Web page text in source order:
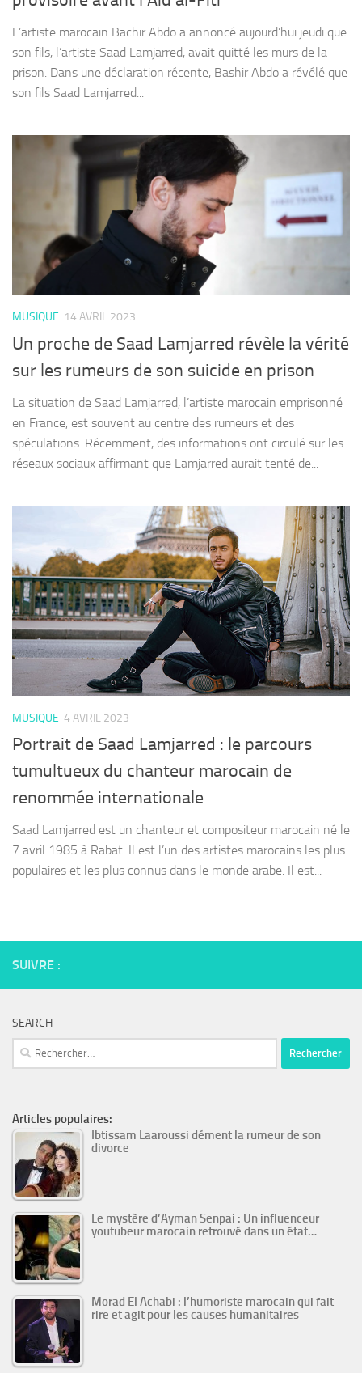
L’artiste marocain Bachir Abdo a annoncé aujourd’hui jeudi que
son fils, l’artiste Saad Lamjarred, avait quitté les murs de la
prison. Dans une déclaration récente, Bashir Abdo a révélé que
son fils Saad Lamjarred...
MUSIQUE 14 AVRIL 2023
Un proche de Saad Lamjarred révèle la vérité
sur les rumeurs de son suicide en prison
La situation de Saad Lamjarred, l’artiste marocain emprisonné
en France, est souvent au centre des rumeurs et des
spéculations. Récemment, des informations ont circulé sur les
réseaux sociaux affirmant que Lamjarred aurait tenté de...
MUSIQUE 4 AVRIL 2023
Portrait de Saad Lamjarred : le parcours
tumultueux du chanteur marocain de
renommée internationale
Saad Lamjarred est un chanteur et compositeur marocain né le
7 avril 1985 à Rabat. Il est l’un des artistes marocains les plus
populaires et les plus connus dans le monde arabe. Il est...
SUIVRE :
SEARCH
Rechercher :
Articles populaires:
Ibtissam Laaroussi dément la rumeur de son
divorce
Le mystère d’Ayman Senpai : Un influenceur
youtubeur marocain retrouvé dans un état…
Morad El Achabi : l’humoriste marocain qui fait
rire et agit pour les causes humanitaires